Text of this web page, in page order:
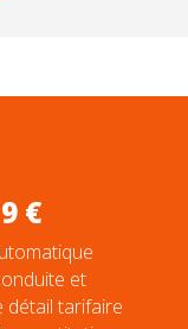
€
et
détail tarifaire